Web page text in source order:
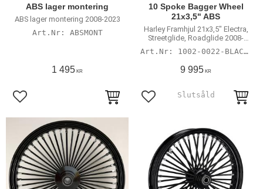
ABS lager montering
ABS lager montering 2008-2023
ABSMONT
1 495 KR
Lägg till i favoriter
10 Spoke Bagger Wheel
21x3,5" ABS
Harley Framhjul 21x3,5" Electra,
Streetglide, Roadglide 2008-
2022 med 25 mm lager ABS
1002-0022-BLACK-2
9 995 KR
Lägg till i favoriter